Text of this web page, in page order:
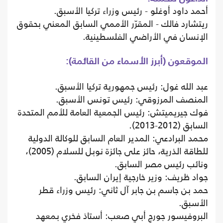
أحمد داود أوغلو - رئيس وزراء تركيا الأسبق.
ريتشارد فالك - المقرّر الأممي السابق المعني بحقوق
الإنسان في الأراضي الفلسطينية.
الموقعون (أبرز الأسماء من القائمة):
عبد الله غول: رئيس جمهورية تركيا الأسبق.
المنصف المرزوقي: رئيس تونس الأسبق.
فوك جيريميتش: رئيس الجمعية العامة للأمم المتحدة
السابق (2012-2013).
محمد البرادعي: المدير العام السابق للوكالة الدولية
للطاقة الذرية، حائز على جائزة نوبل للسلام (2005)،
ونائب رئيس مصر السابق.
جواد ظريف: وزير خارجية إيران السابق.
حمد بن جاسم بن جابر آل ثاني: رئيس وزراء قطر
الأسبق.
البروفيسور جورج أبي صعب: أستاذ فخري بمعهد